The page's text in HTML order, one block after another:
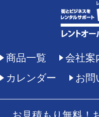
商品一覧 会社案
カレンダー
お問